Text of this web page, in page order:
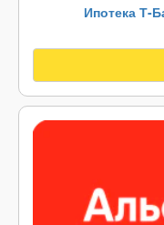
Ипотека Т-